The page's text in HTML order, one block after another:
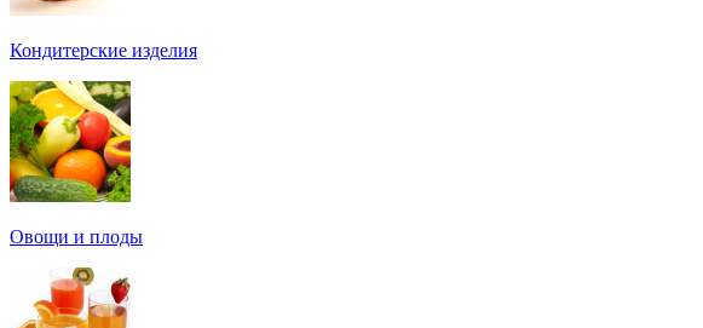
Кондитерские изделия
Овощи и плоды